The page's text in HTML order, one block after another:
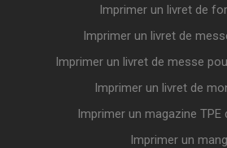
Imprimer un livret de
Imprimer un livret de
Imprimer un livret de messe
Imprimer un livret de
Imprimer un magazine TPE
Imprimer un